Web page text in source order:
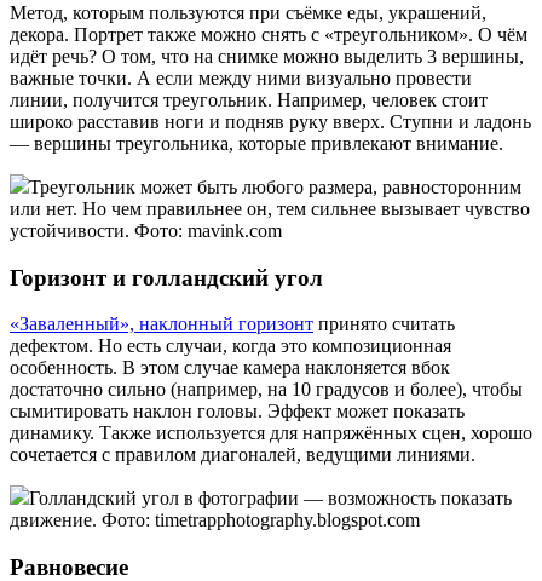
Метод, которым пользуются при съёмке еды, украшений,
декора. Портрет также можно снять с «треугольником». О чём
идёт речь? О том, что на снимке можно выделить 3 вершины,
важные точки. А если между ними визуально провести
линии, получится треугольник. Например, человек стоит
широко расставив ноги и подняв руку вверх. Ступни и ладонь
— вершины треугольника, которые привлекают внимание.
Треугольник может быть любого размера, равносторонним
или нет. Но чем правильнее он, тем сильнее вызывает чувство
устойчивости. Фото: mavink.com
Горизонт и голландский угол
«Заваленный», наклонный горизонт принято считать
дефектом. Но есть случаи, когда это композиционная
особенность. В этом случае камера наклоняется вбок
достаточно сильно (например, на 10 градусов и более), чтобы
сымитировать наклон головы. Эффект может показать
динамику. Также используется для напряжённых сцен, хорошо
сочетается с правилом диагоналей, ведущими линиями.
Голландский угол в фотографии — возможность показать
движение. Фото: timetrapphotography.blogspot.com
Равновесие